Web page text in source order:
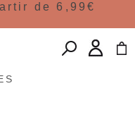
de 6,99€